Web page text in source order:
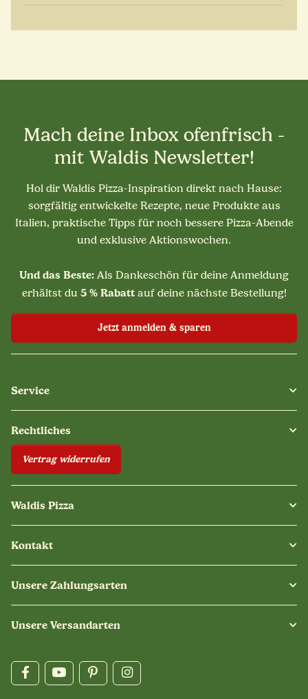
Mach deine Inbox ofenfrisch -
mit Waldis Newsletter!
Hol dir Waldis Pizza-Inspiration direkt nach Hause:
sorgfältig entwickelte Rezepte, neue Produkte aus
Italien, praktische Tipps für noch bessere Pizza-Abende
und exklusive Aktionswochen.
Und das Beste: Als Dankeschön für deine Anmeldung
erhältst du 5 % Rabattauf deine nächste Bestellung!
Jetzt anmelden & sparen
Service
Rechtliches
Vertrag widerrufen
Waldis Pizza
Kontakt
Unsere Zahlungsarten
Unsere Versandarten